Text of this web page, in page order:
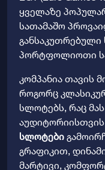
ყველაზე
სათამაშო
პორტფოლიოთი
კომპანია თავის
როგორც
სლოტებს, რაც
სლოტები
გრაფიკით,
მარტივი,